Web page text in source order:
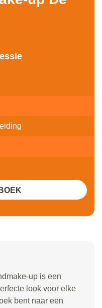
up is een
look voor elke
bent naar een